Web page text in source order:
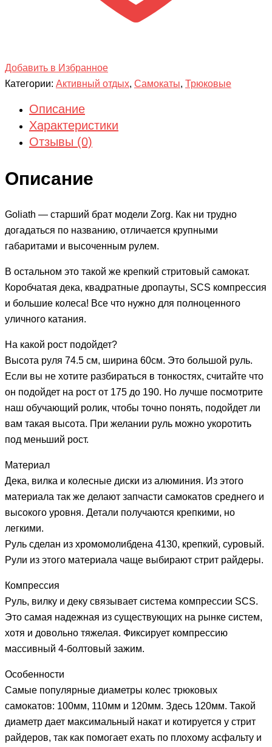
Добавить в Избранное
Категории: Активный отдых, Самокаты, Трюковые
Описание
Характеристики
Отзывы (0)
Описание
Goliath — старший брат модели Zorg. Как ни трудно
догадаться по названию, отличается крупными
габаритами и высоченным рулем.
В остальном это такой же крепкий стритовый самокат.
Коробчатая дека, квадратные дропауты, SCS компрессия
и большие колеса! Все что нужно для полноценного
уличного катания.
На какой рост подойдет?
Высота руля 74.5 см, ширина 60см. Это большой руль.
Если вы не хотите разбираться в тонкостях, считайте что
он подойдет на рост от 175 до 190. Но лучше посмотрите
наш обучающий ролик, чтобы точно понять, подойдет ли
вам такая высота. При желании руль можно укоротить
под меньший рост.
Материал
Дека, вилка и колесные диски из алюминия. Из этого
материала так же делают запчасти самокатов среднего и
высокого уровня. Детали получаются крепкими, но
легкими.
Руль сделан из хромомолибдена 4130, крепкий, суровый.
Рули из этого материала чаще выбирают стрит райдеры.
Компрессия
Руль, вилку и деку связывает система компрессии SCS.
Это самая надежная из существующих на рынке систем,
хотя и довольно тяжелая. Фиксирует компрессию
массивный 4-болтовый зажим.
Особенности
Самые популярные диаметры колес трюковых
самокатов: 100мм, 110мм и 120мм. Здесь 120мм. Такой
диаметр дает максимальный накат и котируется у стрит
райдеров, так как помогает ехать по плохому асфальту и